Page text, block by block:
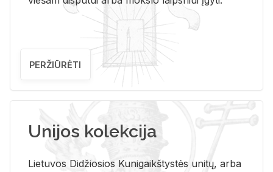
PERŽIŪRĖTI
Unijos kolekcija
Lietuvos Didžiosios Kunigaikštystės unitų, arba